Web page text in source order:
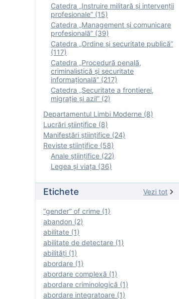
Catedra „Instruire militară şi intervenţii
profesionale” (15)
Catedra „Management și comunicare
profesională” (39)
Catedra „Ordine și securitate publică”
(117)
Catedra „Procedură penală,
criminalistică și securitate
informațională” (217)
Catedra „Securitate a frontierei,
migrație și azil” (2)
Departamentul Limbi Moderne (8)
Lucrări științifice (8)
Manifestări ştiinţifice (24)
Reviste ştiinţifice (58)
Anale ştiinţifice (22)
Legea şi viaţa (36)
Etichete Vezi tot
“gender” of crime (1)
abandon (2)
abilitate (1)
abilitate de detectare (1)
abilităţi (1)
abordare (1)
abordare complexă (1)
abordare criminologică (1)
abordare integratoare (1)